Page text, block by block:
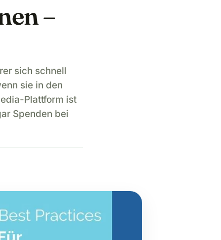
–
sich schnell
sie in den
Plattform ist
Spenden bei